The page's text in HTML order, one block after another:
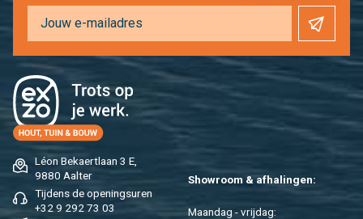
Léon Be­kaert­laan 3 E,
9880 Aal­ter
Tij­dens de ope­nings­uren
+32 9 292 73 03
Show­room & af­ha­lin­gen:
Maan­dag - vrij­dag: